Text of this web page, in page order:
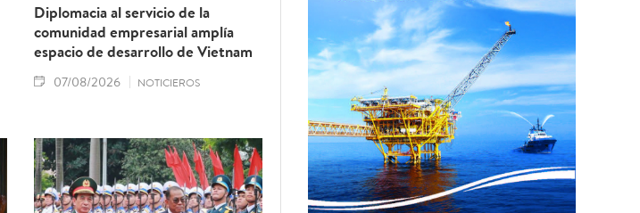
Diplomacia al servicio de la
comunidad empresarial amplía
espacio de desarrollo de Vietnam
07/08/2026 NOTICIEROS